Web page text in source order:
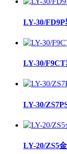
LY-30/
LY-30/
LY-30/
LY-20/ZS5